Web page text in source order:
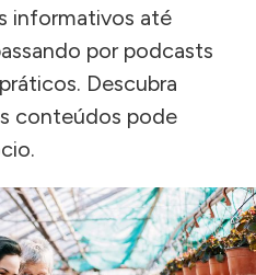
informativos até
por podcasts
Descubra
conteúdos pode